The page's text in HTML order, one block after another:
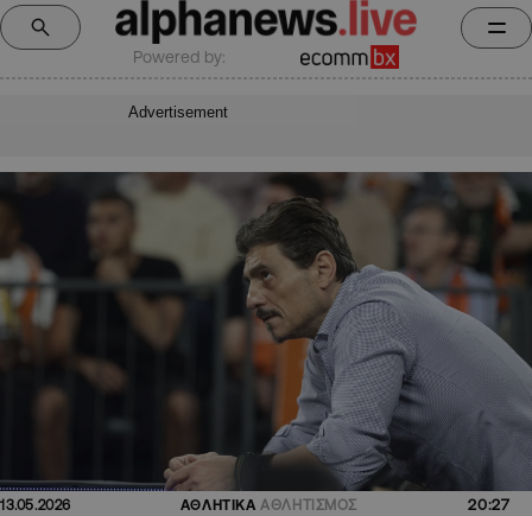
Powered by:
Advertisement
13.05.2026 ΑΘΛΗΤΙΚΑ ΑΘΛΗΤΙΣΜΟΣ 20:27